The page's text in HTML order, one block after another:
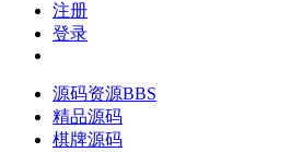
注册
登录
源码资源BBS
精品源码
棋牌源码